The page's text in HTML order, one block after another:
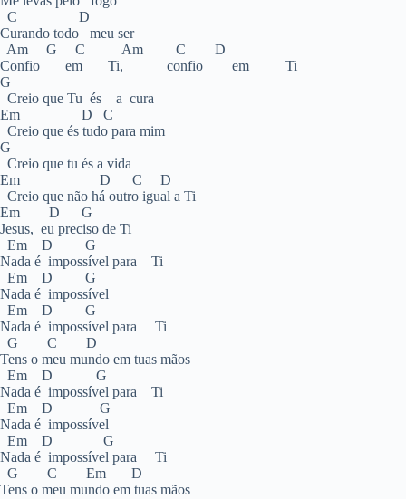
C D
Curando todo meu ser
Am G C Am C D
Confio em Ti, confio em Ti
G
Creio que Tu és a cura
Em D C
Creio que és tudo para mim
G
Creio que tu és a vida
Em D C D
Creio que não há outro igual a Ti
Em D G
Jesus, eu preciso de Ti
Em D G
Nada é impossível para Ti
Em D G
Nada é impossível
Em D G
Nada é impossível para Ti
G C D
Tens o meu mundo em tuas mãos
Em D G
Nada é impossível para Ti
Em D G
Nada é impossível
Em D G
Nada é impossível para Ti
G C Em D
Tens o meu mundo em tuas mãos